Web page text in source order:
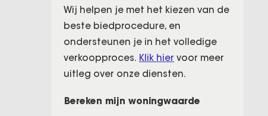
Wij helpen je met het kiezen van de
beste biedprocedure, en
ondersteunen je in het volledige
verkoopproces. Klik hier voor meer
uitleg over onze diensten.
Bereken mijn woningwaarde